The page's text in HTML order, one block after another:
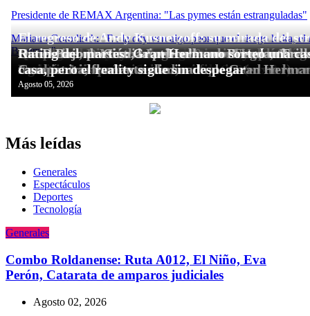
Más leídas
Generales
Espectáculos
Deportes
Tecnologí­a
Generales
Combo Roldanense: Ruta A012, El Niño, Eva
Perón, Catarata de amparos judiciales
Agosto 02, 2026